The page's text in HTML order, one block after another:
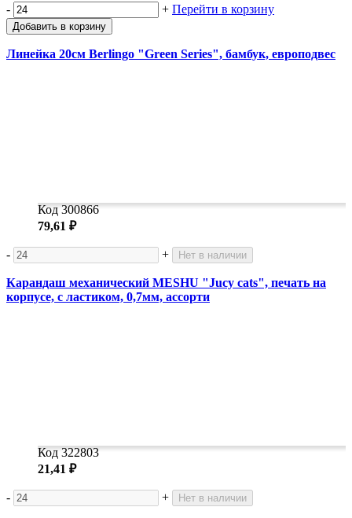
- + Перейти в корзину
Добавить в корзину
Линейка 20см Berlingo "Green Series", бамбук, европодвес
Код 300866
79,61 ₽
- + Нет в наличии
Карандаш механический MESHU "Jucy cats", печать на
корпусе, с ластиком, 0,7мм, ассорти
Код 322803
21,41 ₽
- + Нет в наличии